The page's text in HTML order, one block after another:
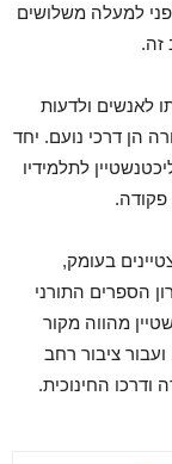
למעלה משלושים
זה.
לאנשים ולדעות
הן דרכי נועם. יחד
לתלמידיו
בעומק,
הספרים התורני
מהווה מקור
ציבור רחב
ודרכו החינוכית.